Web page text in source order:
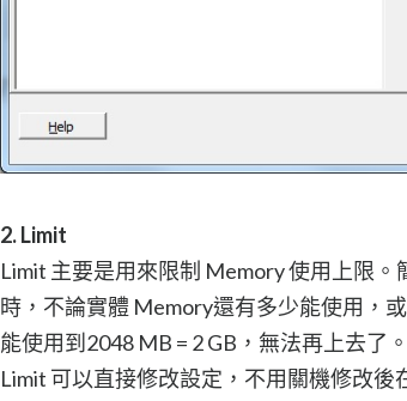
2. Limit
Limit 主要是用來限制 Memory 使用上限
時，不論實體 Memory還有多少能使用，
能使用到2048 MB = 2 GB，無法再上去
Limit 可以直接修改設定，不用關機修改後